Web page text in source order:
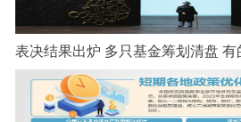
表决结果出炉 多只基金筹划清盘